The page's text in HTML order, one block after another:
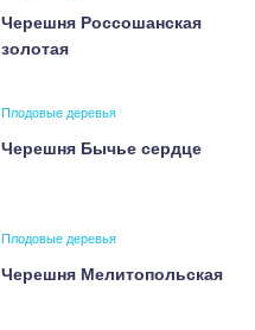
Черешня Россошанская
золотая
Плодовые деревья
Черешня Бычье сердце
Плодовые деревья
Черешня Мелитопольская